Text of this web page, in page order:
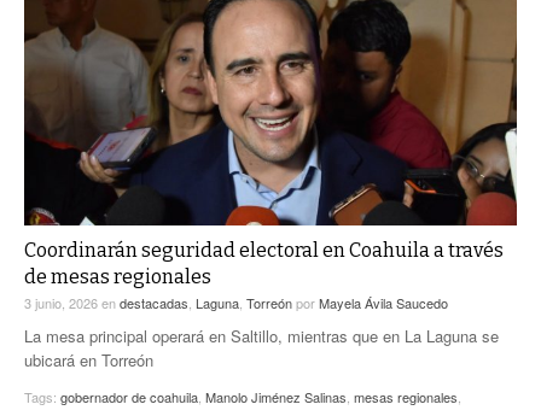
EL EXACTO
EXA INFORMA
GLOBO
CONTEXTOS
TRAYECTO LAGUNA
A MEDIA MAÑANA
A TODA LEY
ENTRE LAGUNEROS
DIÁLOGOS CON LA HISTORIA
TWEETS AND BEATS
LA MEJOR 97.1 ESTÉREO GALLITO
ACTUALIDADES GREM
PULSO
LA MEJOR INFORMACIÓN
PC29
ACTUALIDADES GREM
Coordinarán seguridad electoral en Coahuila a través
de mesas regionales
3 junio, 2026endestacadas Laguna TorreónporMayela Ávila Saucedo
La mesa principal operará en Saltillo, mientras que en La Laguna se
ubicará en Torreón
Tags: gobernador de coahuila Manolo Jiménez Salinas mesas regionales